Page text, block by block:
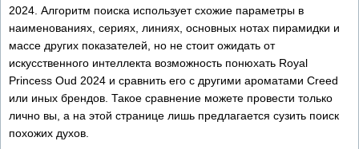
2024. Алгоритм поиска использует схожие параметры в
наименованиях, сериях, линиях, основных нотах пирамидки и
массе других показателей, но не стоит ожидать от
искусственного интеллекта возможность понюхать Royal
Princess Oud 2024 и сравнить его с другими ароматами Creed
или иных брендов. Такое сравнение можете провести только
лично вы, а на этой странице лишь предлагается сузить поиск
похожих духов.